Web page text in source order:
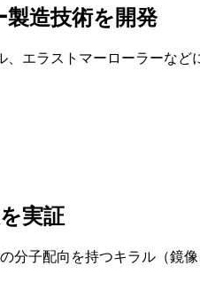
造技術を開発
エラストマーローラーな
実証
子配向を持つキラル（鏡